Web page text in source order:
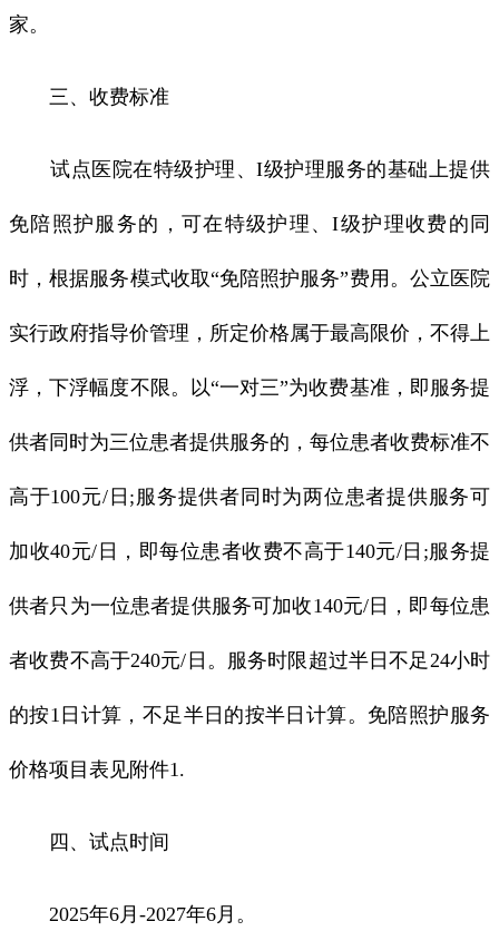
家。
三、收费标准
试点医院在特级护理、I级护理服务的基础上提供
免陪照护服务的，可在特级护理、I级护理收费的同
时，根据服务模式收取“免陪照护服务”费用。公立医院
实行政府指导价管理，所定价格属于最高限价，不得上
浮，下浮幅度不限。以“一对三”为收费基准，即服务提
供者同时为三位患者提供服务的，每位患者收费标准不
高于100元/日;服务提供者同时为两位患者提供服务可
加收40元/日，即每位患者收费不高于140元/日;服务提
供者只为一位患者提供服务可加收140元/日，即每位患
者收费不高于240元/日。服务时限超过半日不足24小时
的按1日计算，不足半日的按半日计算。免陪照护服务
价格项目表见附件1.
四、试点时间
2025年6月-2027年6月。